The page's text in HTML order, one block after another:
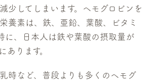
少してしまいます。ヘモグロビンを
養素は、鉄、亜鉛、葉酸、ビタミ
に、日本人は鉄や葉酸の摂取量が
あります。
時など、普段よりも多くのヘモグ